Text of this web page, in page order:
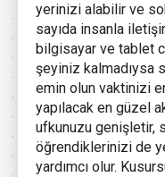
yerinizi alabilir ve
sayıda insanla
bilgisayar ve tablet
şeyiniz kalmadıysa
emin olun vaktinizi
yapılacak en güzel
ufkunuzu genişletir,
öğrendiklerinizi de
yardımcı olur.